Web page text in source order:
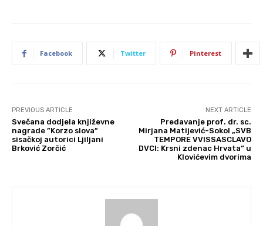
Facebook Twitter Pinterest
PREVIOUS ARTICLE
Svečana dodjela književne
nagrade ”Korzo slova”
sisačkoj autorici Ljiljani
Brković Zorčić
NEXT ARTICLE
Predavanje prof. dr. sc.
Mirjana Matijević-Sokol „SVB
TEMPORE VVISSASCLAVO
DVCI: Krsni zdenac Hrvata“ u
Klovićevim dvorima